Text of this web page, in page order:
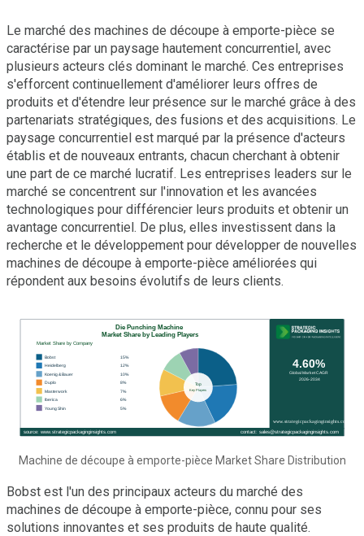
Le marché des machines de découpe à emporte-pièce se
caractérise par un paysage hautement concurrentiel, avec
plusieurs acteurs clés dominant le marché. Ces entreprises
s'efforcent continuellement d'améliorer leurs offres de
produits et d'étendre leur présence sur le marché grâce à des
partenariats stratégiques, des fusions et des acquisitions. Le
paysage concurrentiel est marqué par la présence d'acteurs
établis et de nouveaux entrants, chacun cherchant à obtenir
une part de ce marché lucratif. Les entreprises leaders sur le
marché se concentrent sur l'innovation et les avancées
technologiques pour différencier leurs produits et obtenir un
avantage concurrentiel. De plus, elles investissent dans la
recherche et le développement pour développer de nouvelles
machines de découpe à emporte-pièce améliorées qui
répondent aux besoins évolutifs de leurs clients.
Machine de découpe à emporte-pièce Market Share Distribution
Bobst est l'un des principaux acteurs du marché des
machines de découpe à emporte-pièce, connu pour ses
solutions innovantes et ses produits de haute qualité.